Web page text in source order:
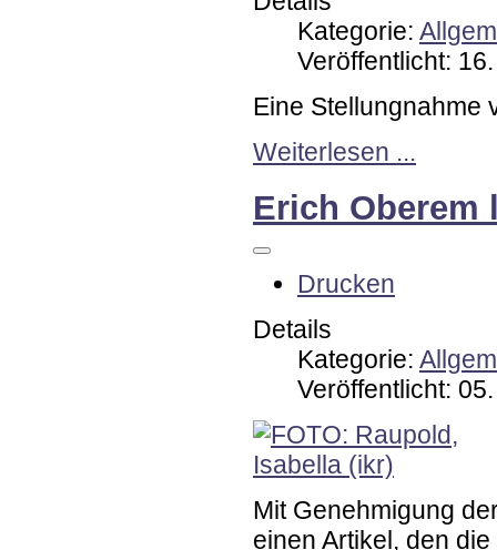
Kategorie:
Veröffentlicht:
Eine Stellungnahme
Weiterlesen ...
Erich Oberem
Drucken
Details
Kategorie:
Veröffentlicht:
Mit Genehmigung
einen Artikel, den